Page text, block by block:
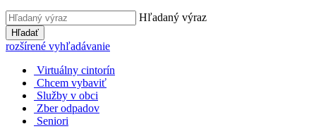
Hľadaný výraz
Hľadať
rozšírené vyhľadávanie
Virtuálny cintorín
Chcem vybaviť
Služby v obci
Zber odpadov
Seniori